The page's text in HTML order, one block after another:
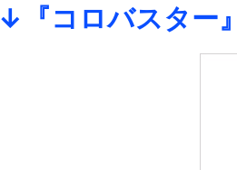
↓『コロバスター